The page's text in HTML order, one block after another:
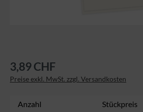
3,89 CHF
Preise exkl. MwSt. zzgl. Versandkosten
Anzahl Stückpreis